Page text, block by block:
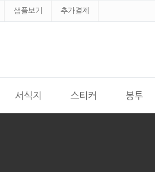
샘플보기 추가결제
서식지 스티커 봉투